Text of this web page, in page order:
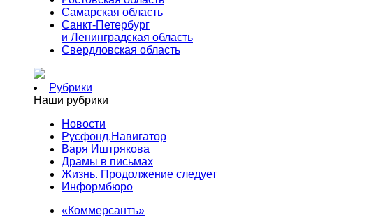
Самарская область
Санкт-Петербург
и Ленинградская область
Свердловская область
Рубрики
Наши рубрики
Новости
Русфонд.Навигатор
Варя Иштрякова
Драмы в письмах
Жизнь. Продолжение следует
Информбюро
«Коммерсантъ»